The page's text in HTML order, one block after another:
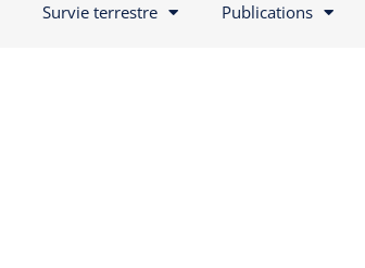
Survie terrestre Publications